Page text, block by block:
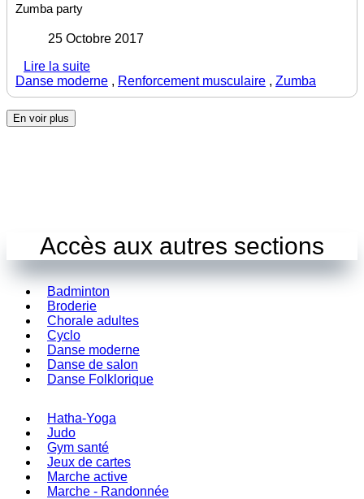
Zumba party
25 Octobre 2017
Lire la suite
Danse moderne , Renforcement musculaire , Zumba
En voir plus
Accès aux autres sections
Badminton
Broderie
Chorale adultes
Cyclo
Danse moderne
Danse de salon
Danse Folklorique
Hatha-Yoga
Judo
Gym santé
Jeux de cartes
Marche active
Marche - Randonnée